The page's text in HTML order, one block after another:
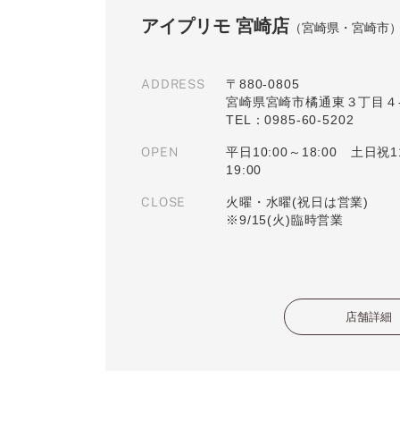
アイプリモ 宮崎店 （宮崎県・宮崎市
ADDRESS
〒880-0805
宮崎県宮崎市橘通東３丁目
TEL：0985-60-5202
OPEN
平日10:00～18:00 土日祝
19:00
CLOSE
火曜・水曜(祝日は営業)
※9/15(火)臨時営業
店舗詳細